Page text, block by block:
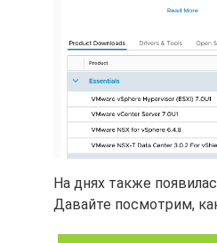
На днях также
Давайте посмотрим,